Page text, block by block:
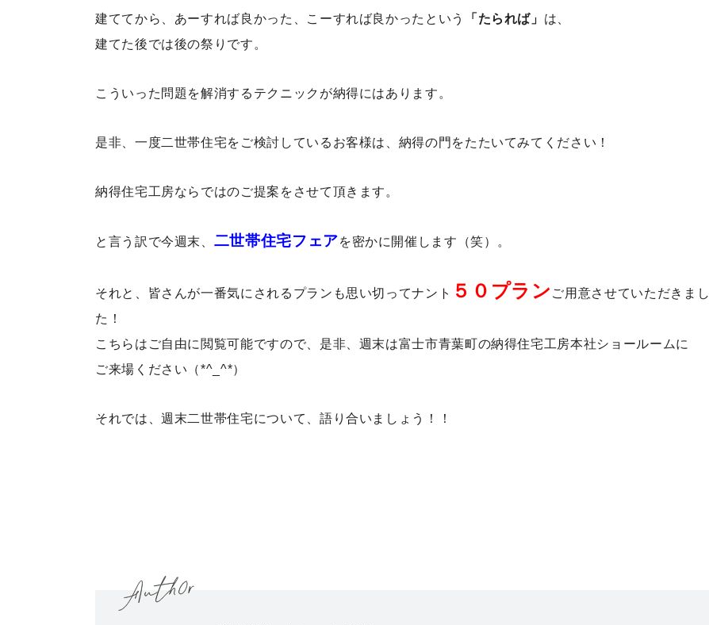
建ててから、あーすれば良かった、こーすれば良かったという 「たられば」 は、
建てた後では後の祭りです。
こういった問題を解消するテクニックが納得にはあります。
是非、一度二世帯住宅をご検討しているお客様は、納得の門をたたいてみてください！
納得住宅工房ならではのご提案をさせて頂きます。
と言う訳で今週末、 二世帯住宅フェアを密かに開催します（笑）。
それと、皆さんが一番気にされるプランも思い切ってナント ５０プラン ご用意させていただきまし
た！
こちらはご自由に閲覧可能ですので、是非、週末は富士市青葉町の納得住宅工房本社ショールームに
ご来場ください（*^_^*）
それでは、週末二世帯住宅について、語り合いましょう！！